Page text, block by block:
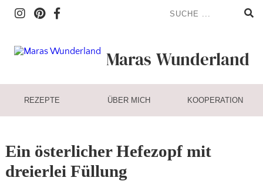
Maras Wunderland
REZEPTE ÜBER MICH KOOPERATION
Ein österlicher Hefezopf mit
dreierlei Füllung